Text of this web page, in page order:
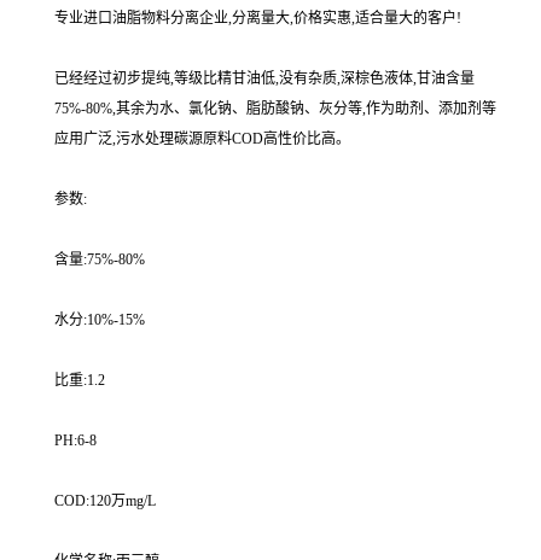
专业进口油脂物料分离企业,分离量大,价格实惠,适合量大的客户!
已经经过初步提纯,等级比精甘油低,没有杂质,深棕色液体,甘油含量
75%-80%,其余为水、氯化钠、脂肪酸钠、灰分等,作为助剂、添加剂等
应用广泛,污水处理碳源原料COD高性价比高。
参数:
含量:75%-80%
水分:10%-15%
比重:1.2
PH:6-8
COD:120万mg/L